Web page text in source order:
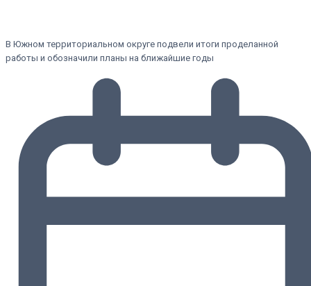
В Южном территориальном округе подвели итоги проделанной
работы и обозначили планы на ближайшие годы